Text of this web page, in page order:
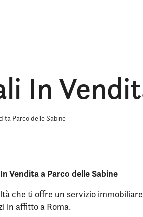
In
Parco delle Sabine
Vendita a Parco delle Sabine
che ti offre un servizio
in affitto a Roma.